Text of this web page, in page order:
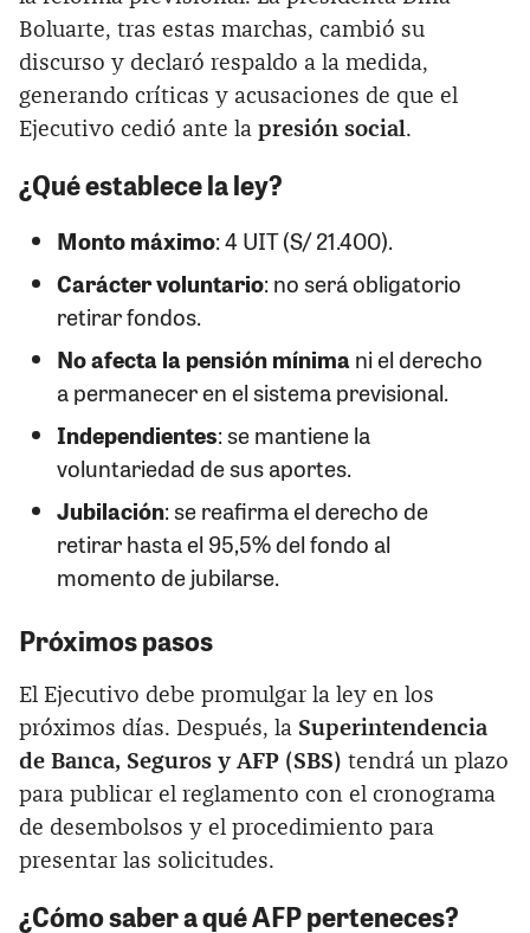
Boluarte, tras estas marchas, cambió su
discurso y declaró respaldo a la medida,
generando críticas y acusaciones de que el
Ejecutivo cedió ante la presión social .
¿Qué establece la ley?
Monto máximo: 4 UIT (S/ 21.400).
Carácter voluntario: no será obligatorio
retirar fondos.
No afecta la pensión mínimani el derecho
a permanecer en el sistema previsional.
Independientes: se mantiene la
voluntariedad de sus aportes.
Jubilación: se reafirma el derecho de
retirar hasta el 95,5% del fondo al
momento de jubilarse.
Próximos pasos
El Ejecutivo debe promulgar la ley en los
próximos días. Después, la Superintendencia
de Banca, Seguros y AFP (SBS) tendrá un plazo
para publicar el reglamento con el cronograma
de desembolsos y el procedimiento para
presentar las solicitudes.
¿Cómo saber a qué AFP perteneces?